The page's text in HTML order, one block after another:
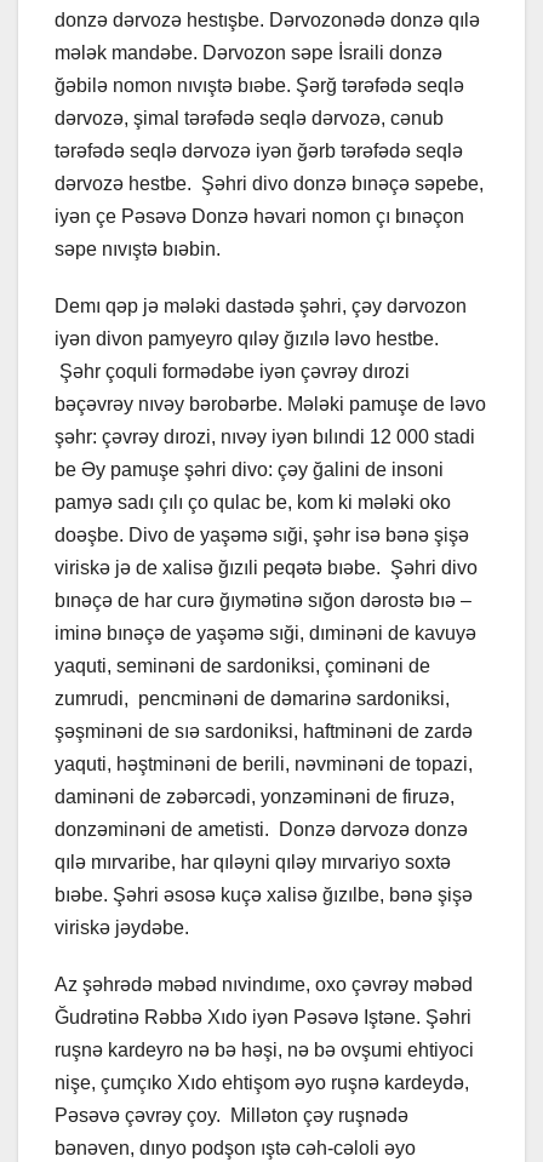
donzə dərvozə hestışbe. Dərvozonədə donzə qılə
mələk mandəbe. Dərvozon səpe İsraili donzə
ğəbilə nomon nıvıştə bıəbe. Şərğ tərəfədə seqlə
dərvozə, şimal tərəfədə seqlə dərvozə, cənub
tərəfədə seqlə dərvozə iyən ğərb tərəfədə seqlə
dərvozə hestbe. Şəhri divo donzə bınəçə səpebe,
iyən çe Pəsəvə Donzə həvari nomon çı bınəçon
səpe nıvıştə bıəbin.
Demı qəp jə mələki dastədə şəhri, çəy dərvozon
iyən divon pamyeyro qıləy ğızılə ləvo hestbe.
Şəhr çoquli formədəbe iyən çəvrəy dırozi
bəçəvrəy nıvəy bərobərbe. Mələki pamuşe de ləvo
şəhr: çəvrəy dırozi, nıvəy iyən bılındi 12 000 stadi
be Əy pamuşe şəhri divo: çəy ğalini de insoni
pamyə sadı çılı ço qulac be, kom ki mələki oko
doəşbe. Divo de yaşəmə sıği, şəhr isə bənə şişə
viriskə jə de xalisə ğızıli peqətə bıəbe. Şəhri divo
bınəçə de har curə ğıymətinə sığon dərostə bıə –
iminə bınəçə de yaşəmə sıği, dıminəni de kavuyə
yaquti, seminəni de sardoniksi, çominəni de
zumrudi, pencminəni de dəmarinə sardoniksi,
şəşminəni de sıə sardoniksi, haftminəni de zardə
yaquti, həştminəni de berili, nəvminəni de topazi,
daminəni de zəbərcədi, yonzəminəni de firuzə,
donzəminəni de ametisti. Donzə dərvozə donzə
qılə mırvaribe, har qıləyni qıləy mırvariyo soxtə
bıəbe. Şəhri əsosə kuçə xalisə ğızılbe, bənə şişə
viriskə jəydəbe.
Az şəhrədə məbəd nıvindıme, oxo çəvrəy məbəd
Ğudrətinə Rəbbə Xıdo iyən Pəsəvə Iştəne. Şəhri
ruşnə kardeyro nə bə həşi, nə bə ovşumi ehtiyoci
nişe, çumçıko Xıdo ehtişom əyo ruşnə kardeydə,
Pəsəvə çəvrəy çoy. Milləton çəy ruşnədə
bənəven, dınyo podşon ıştə cəh-cəloli əyo